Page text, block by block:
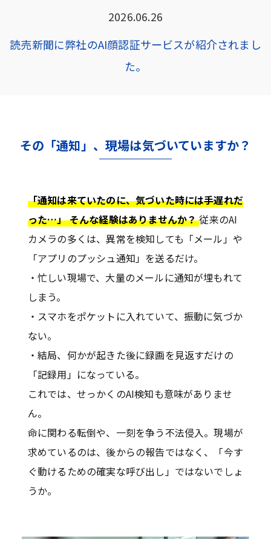
2026.06.26
読売新聞に弊社のAI顔認証サービスが紹介されまし
た。
その「通知」、現場は気づいていますか？
「通知は来ていたのに、気づいた時には手遅れだ
った…」 そんな経験はありませんか？従来のAI
カメラの多くは、異常を検知しても「メール」や
「アプリのプッシュ通知」を送るだけ。
・忙しい現場で、大量のメールに通知が埋もれて
しまう。
・スマホをポケットに入れていて、振動に気づか
ない。
・結局、何かが起きた後に録画を見返すだけの
「記録用」になっている。
これでは、せっかくのAI検知も意味がありませ
ん。
命に関わる転倒や、一刻を争う不法侵入。現場が
求めているのは、後からの報告ではなく、「今す
ぐ動けるための確実な呼び出し」ではないでしょ
うか。